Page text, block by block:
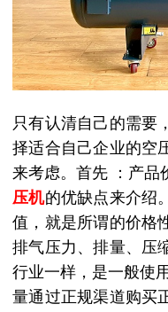
只有认清自己的需要
择适合自己企业的空
来考虑。首先 ：产
压机的优缺点来介绍
值，就是所谓的价格
排气压力、排量、压
行业一样，是一般使
量通过正规渠道购买